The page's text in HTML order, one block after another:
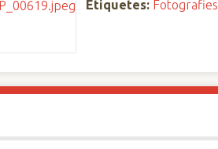
Etiquetes: Fotografies